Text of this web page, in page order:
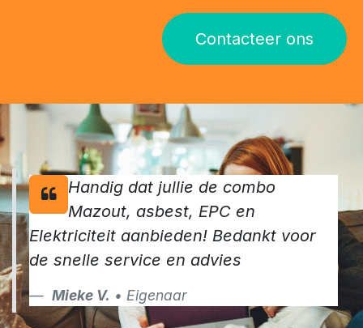
Contacteer ons
Handig dat jullie de combo
Mazout, asbest, EPC en
Elektriciteit aanbieden! Bedankt voor
de snelle service en advies
Mieke V. • Eigenaar